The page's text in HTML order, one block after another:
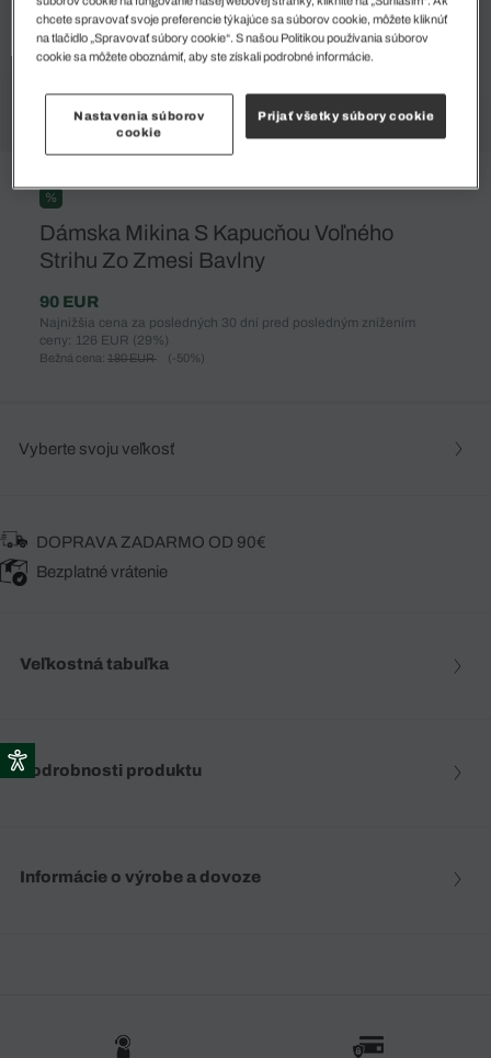
%
Dámska Mikina S Kapucňou Voľného
Strihu Zo Zmesi Bavlny
90 EUR
Najnižšia cena za posledných 30 dní pred posledným znížením
ceny: 126 EUR (29%)
Bežná cena: 180 EUR (-50%)
Vyberte svoju veľkosť
DOPRAVA ZADARMO OD 90€
Bezplatné vrátenie
Veľkostná tabuľka
Podrobnosti produktu
Informácie o výrobe a dovoze
chcete spravovať svoje preferencie týkajúce sa súborov cookie, môžete kliknúť
na tlačidlo „Spravovať súbory cookie“. S našou Politikou používania súborov
cookie sa môžete oboznámiť, aby ste získali podrobné informácie.
Nastavenia súborov
cookie
Prijať všetky súbory cookie